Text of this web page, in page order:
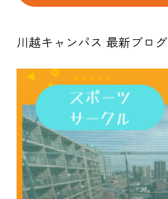
川越キャンパス 最新ブログ